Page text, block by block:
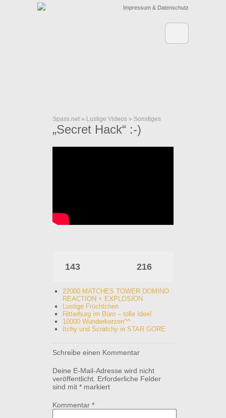
Impressum & Datenschutz
Spass.net » Lustige Videos » Sonstiges
„Secret Hack“ :-)
143 216
22000 MATCHES TOWER DOMINO
REACTION + EXPLOSION
Lustige Früchtchen
Ritterburg im Büro – tolle Idee!
10000 Wunderkerzen^^
Itchy und Scratchy in STAR GORE
Schreibe einen Kommentar
Deine E-Mail-Adresse wird nicht
veröffentlicht. Erforderliche Felder
sind mit * markiert
Kommentar *